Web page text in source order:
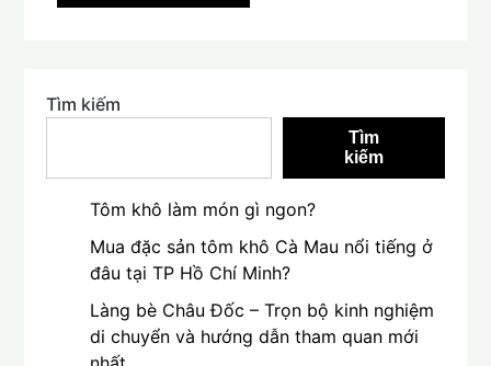
Tìm kiếm
Tìm
kiếm
Tôm khô làm món gì ngon?
Mua đặc sản tôm khô Cà Mau nổi tiếng ở
đâu tại TP Hồ Chí Minh?
Làng bè Châu Đốc – Trọn bộ kinh nghiệm
di chuyển và hướng dẫn tham quan mới